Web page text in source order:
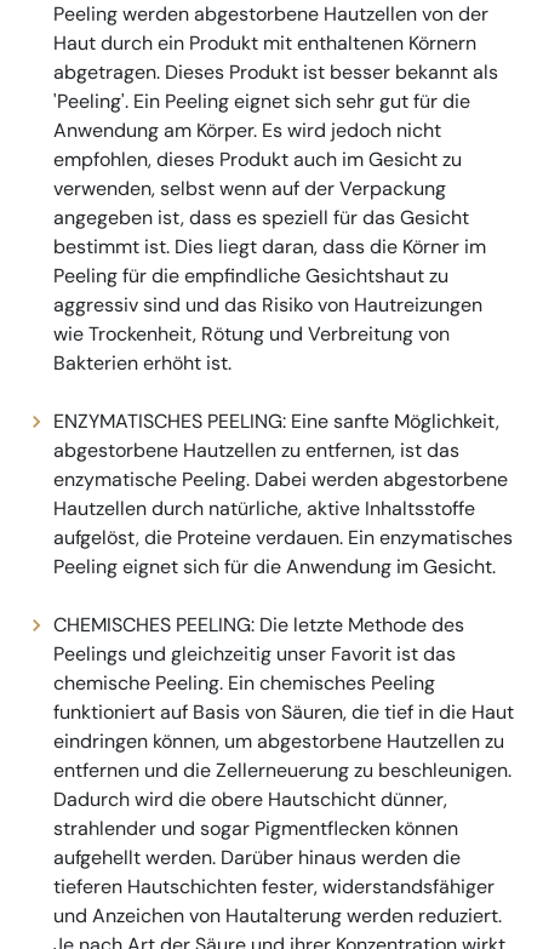
Peeling werden abgestorbene Hautzellen von der
Haut durch ein Produkt mit enthaltenen Körnern
abgetragen. Dieses Produkt ist besser bekannt als
'Peeling'. Ein Peeling eignet sich sehr gut für die
Anwendung am Körper. Es wird jedoch nicht
empfohlen, dieses Produkt auch im Gesicht zu
verwenden, selbst wenn auf der Verpackung
angegeben ist, dass es speziell für das Gesicht
bestimmt ist. Dies liegt daran, dass die Körner im
Peeling für die empfindliche Gesichtshaut zu
aggressiv sind und das Risiko von Hautreizungen
wie Trockenheit, Rötung und Verbreitung von
Bakterien erhöht ist.
ENZYMATISCHES PEELING: Eine sanfte Möglichkeit,
abgestorbene Hautzellen zu entfernen, ist das
enzymatische Peeling. Dabei werden abgestorbene
Hautzellen durch natürliche, aktive Inhaltsstoffe
aufgelöst, die Proteine verdauen. Ein enzymatisches
Peeling eignet sich für die Anwendung im Gesicht.
CHEMISCHES PEELING: Die letzte Methode des
Peelings und gleichzeitig unser Favorit ist das
chemische Peeling. Ein chemisches Peeling
funktioniert auf Basis von Säuren, die tief in die Haut
eindringen können, um abgestorbene Hautzellen zu
entfernen und die Zellerneuerung zu beschleunigen.
Dadurch wird die obere Hautschicht dünner,
strahlender und sogar Pigmentflecken können
aufgehellt werden. Darüber hinaus werden die
tieferen Hautschichten fester, widerstandsfähiger
und Anzeichen von Hautalterung werden reduziert.